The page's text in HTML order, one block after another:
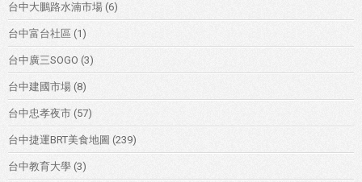
台中大鵬路水湳市場 (6)
台中富台社區 (1)
台中廣三SOGO (3)
台中建國市場 (8)
台中忠孝夜市 (57)
台中捷運BRT美食地圖 (239)
台中教育大學 (3)